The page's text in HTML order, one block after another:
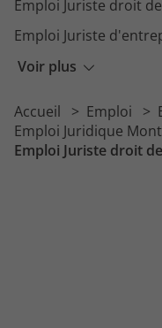
Voir plus
Emploi Juriste droit
Emploi Juriste
Emploi Greffier
Emploi Juriste
Accueil Emploi
Emploi Juridique
Emploi Juriste droit